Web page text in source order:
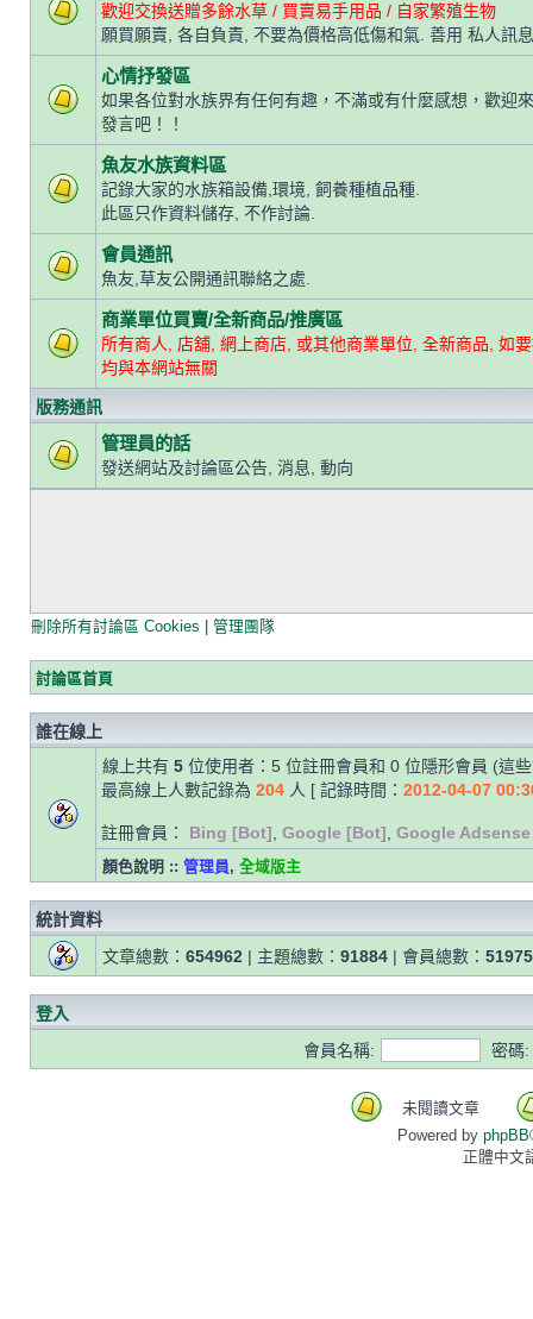
歡迎交換送贈多餘水草 / 買賣易手用品 / 自家繁殖生物
願買願賣, 各自負責, 不要為價格高低傷和氣. 善用 私人訊
心情抒發區
如果各位對水族界有任何有趣，不滿或有什麼感想，歡迎
發言吧！！
魚友水族資料區
記錄大家的水族箱設備,環境, 飼養種植品種.
此區只作資料儲存, 不作討論.
會員通訊
魚友,草友公開通訊聯絡之處.
商業單位買賣/全新商品/推廣區
所有商人, 店舖, 網上商店, 或其他商業單位, 全新商品, 如
均與本網站無關
版務通訊
管理員的話
發送網站及討論區公告, 消息, 動向
刪除所有討論區 Cookies 管理團隊
討論區首頁
誰在線上
線上共有 5 位使用者：5 位註冊會員和 0 位隱形會員 (這
最高線上人數記錄為 204 人 [ 記錄時間： 2012-04-07
註冊會員： Bing [Bot] Google [Bot] Google
顏色說明 :: 管理員, 全域版主
統計資料
文章總數： 654962 | 主題總數： 91884 | 會員總數： 51975
登入
會員名稱:
密碼:
未閱讀文章
Powered by phpBB
正體中文